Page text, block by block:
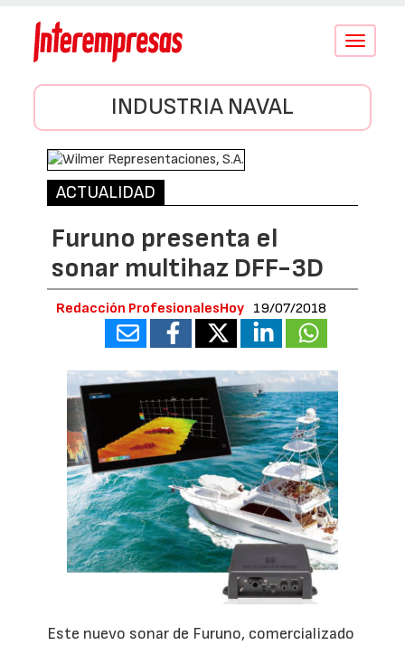
Conmutar
INDUSTRIA NAVAL
ACTUALIDAD
Furuno presenta el
sonar multihaz DFF-3D
Redacción ProfesionalesHoy 19/07/2018
Este nuevo sonar de Furuno, comercializado